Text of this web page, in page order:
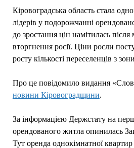
Кіровоградська область стала
лідерів у подорожчанні
до зростання цін намітилась
вторгнення росії. Ціни росли
росту кількості переселенців з
Про це повідомило видання
новини Кіровоградщини.
За інформацією Держстату на
орендованого житла опинилась
Тут оренда однокімнатної